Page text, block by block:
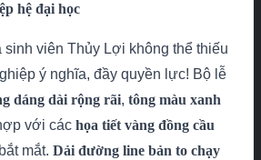
hệ đại học
sinh viên Thủy Lợi không thể thiếu
ý nghĩa, đầy quyền lực! Bộ lễ
dáng dài rộng rãi, tông màu xanh
với các họa tiết vàng đồng cầu
mắt. Dải đường line bản to chạy